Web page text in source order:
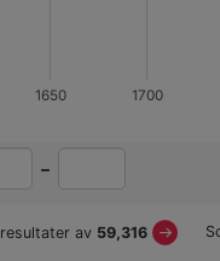
1650 1700
–
år
resultater av 59,316 Next
Page